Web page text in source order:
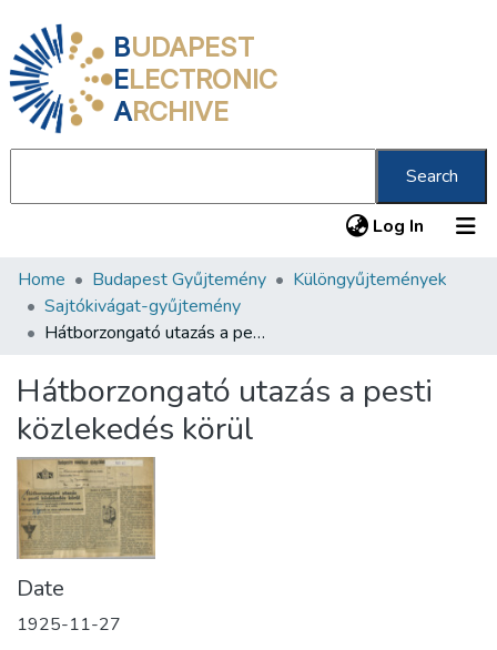
BUDAPEST
ELECTRONIC
ARCHIVE
Search
Log In (current)
Communities & Collections
All of DSpace
About us
Home Budapest Gyűjtemény
Különgyűjtemények
Sajtókivágat-gyűjtemény
Hátborzongató utazás a pesti közlekedés körül
Hátborzongató utazás a pesti
közlekedés körül
Date
1925-11-27